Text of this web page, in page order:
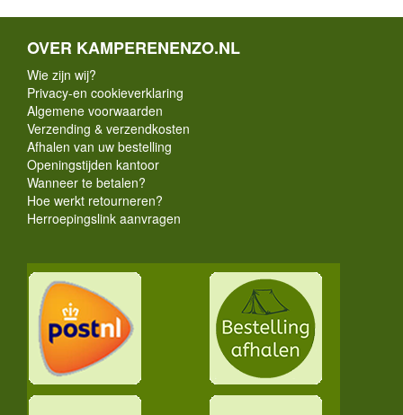
OVER KAMPERENENZO.NL
Wie zijn wij?
Privacy-en cookieverklaring
Algemene voorwaarden
Verzending & verzendkosten
Afhalen van uw bestelling
Openingstijden kantoor
Wanneer te betalen?
Hoe werkt retourneren?
Herroepingslink aanvragen